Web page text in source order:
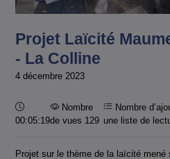
Projet Laïcité
- La Colline
4 décembre 2023
Durée :
00:05:19
Nombre
de vues 129
Nombre
une liste de
Projet sur le thème de la laïcité mené